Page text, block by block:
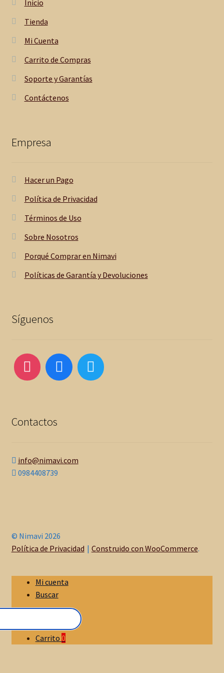
Inicio
Tienda
Mi Cuenta
Carrito de Compras
Soporte y Garantías
Contáctenos
Empresa
Hacer un Pago
Política de Privacidad
Términos de Uso
Sobre Nosotros
Porqué Comprar en Nimavi
Políticas de Garantía y Devoluciones
Síguenos
Contactos
info@nimavi.com
0984408739
© Nimavi 2026
Política de Privacidad
Construido con WooCommerce.
Mi cuenta
Buscar
Carrito 0